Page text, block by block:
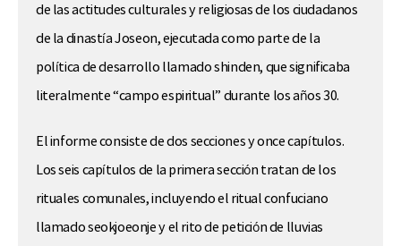
de las actitudes culturales y religiosas de los ciudadanos
de la dinastía Joseon, ejecutada como parte de la
política de desarrollo llamado shinden, que significaba
literalmente “campo espiritual” durante los años 30.
El informe consiste de dos secciones y once capítulos.
Los seis capítulos de la primera sección tratan de los
rituales comunales, incluyendo el ritual confuciano
llamado seokjoeonje y el rito de petición de lluvias